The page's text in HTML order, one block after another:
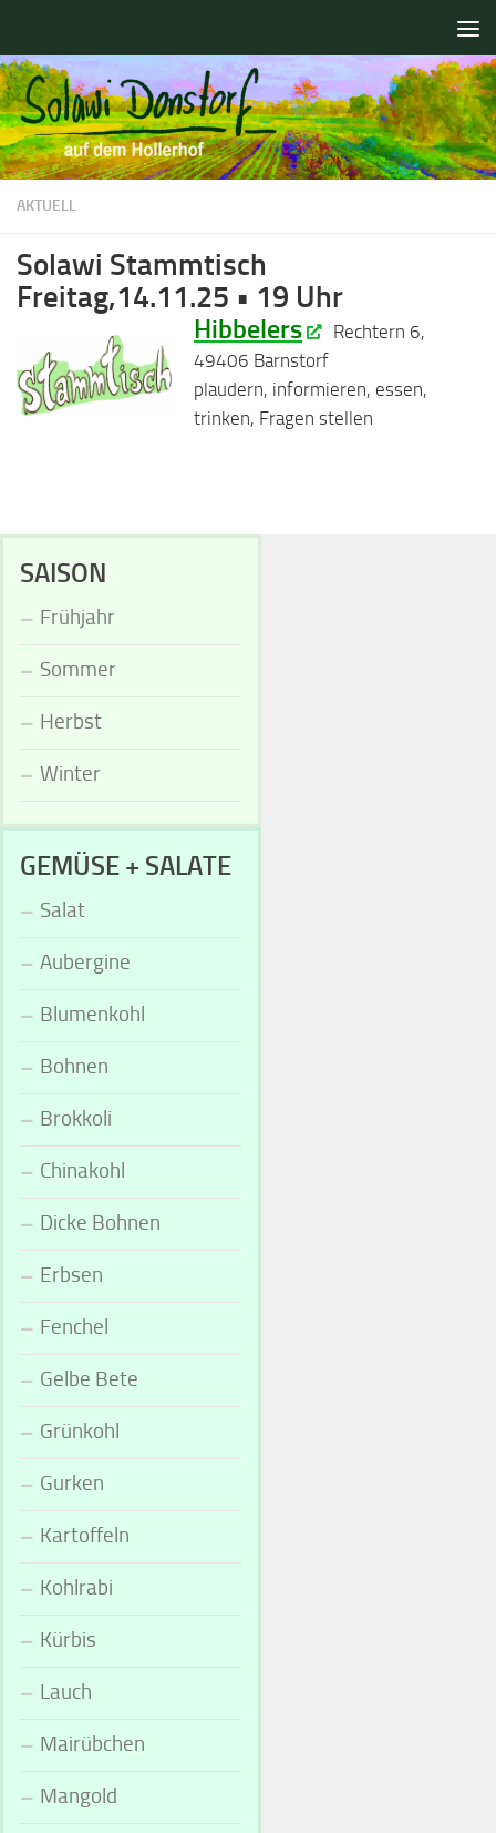
AKTUELL
Solawi Stammtisch
Freitag,14.11.25 • 19 Uhr
Hibbelers
Rechtern 6,
49406 Barnstorf
plaudern, informieren, essen,
trinken, Fragen stellen
SAISON
Frühjahr
Sommer
Herbst
Winter
GEMÜSE + SALATE
Salat
Aubergine
Blumenkohl
Bohnen
Brokkoli
Chinakohl
Dicke Bohnen
Erbsen
Fenchel
Gelbe Bete
Grünkohl
Gurken
Kartoffeln
Kohlrabi
Kürbis
Lauch
Mairübchen
Mangold